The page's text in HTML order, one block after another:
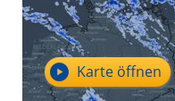
Karte öffnen